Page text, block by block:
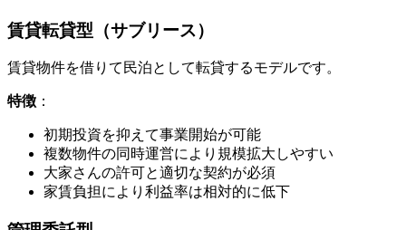
賃貸転貸型（サブリース）
賃貸物件を借りて民泊として転貸するモデルです。
特徴 ：
初期投資を抑えて事業開始が可能
複数物件の同時運営により規模拡大しやすい
大家さんの許可と適切な契約が必須
家賃負担により利益率は相対的に低下